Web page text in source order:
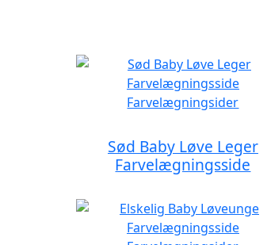
Sød Baby Løve Leger
Farvelægningsside